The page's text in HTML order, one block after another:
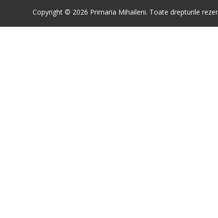
Copyright © 2026 Primaria Mihaileni. Toate drepturile